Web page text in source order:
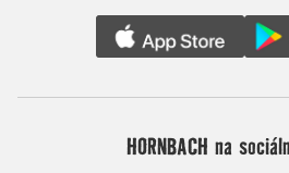
HORNBACH na